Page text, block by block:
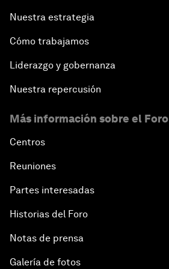
Nuestra estrategia
Cómo trabajamos
Liderazgo y gobernanza
Nuestra repercusión
Más información sobre el Foro
Centros
Reuniones
Partes interesadas
Historias del Foro
Notas de prensa
Galería de fotos